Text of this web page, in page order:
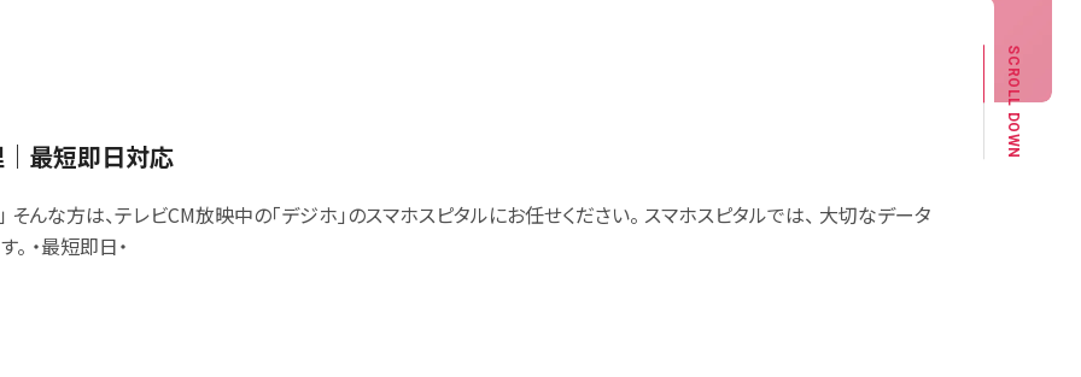
SCROLL DOWN
｜最短即日対応
んな方は、テレビCM放映中の「デジホ」のスマホスピタルにお任せください。 スマホスピタルでは、 大切なデータ
・最短即日・